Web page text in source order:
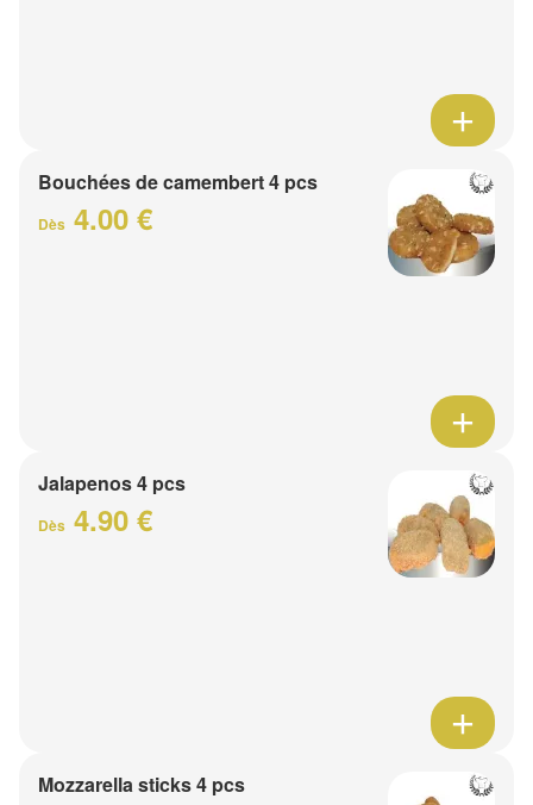
Bouchées de camembert 4 pcs
Dès 4.00 €
Jalapenos 4 pcs
Dès 4.90 €
Mozzarella sticks 4 pcs